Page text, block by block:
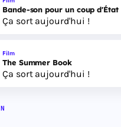
Bande-son pour un coup d'État
Ça sort aujourd'hui !
Film
The Summer Book
Ça sort aujourd'hui !